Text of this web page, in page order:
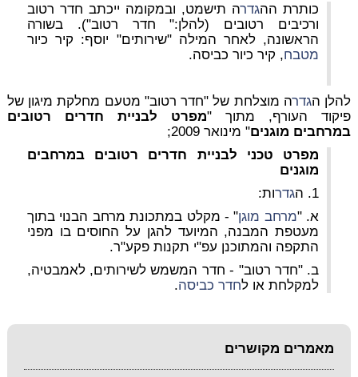
כותרת ההגדרה תישמט, ובמקומה ייכתב חדר רטוב
ורכיבים רטובים (להלן:" חדר רטוב").בשורה
הראשונה, לאחר המילה "שירותים" יוסף: קיר כיור
מטבח, קיר כיור כביסה.
להלן הגדרה מוצלחת של "חדר רטוב" מטעם מחלקת מיגון של
פיקוד העורף, מתוך "מפרט לבניית חדרים רטובים
במרחבים מוגנים" מינואר 2009;
מפרט טכני לבניית חדרים רטובים במרחבים
מוגנים
1.
הגדרות:
א. "מרחב מוגן" - מקלט במתכונת מרחב הבנוי בתוך
מעטפת המבנה, המיועד להגן על החוסים בו מפני
התקפה והמתוכנן עפ"י תקנות פקע"ר.
ב. "חדר רטוב" - חדר המשמש לשירותים, לאמבטיה,
למקלחת או לחדר כביסה.
מאמרים מקושרים